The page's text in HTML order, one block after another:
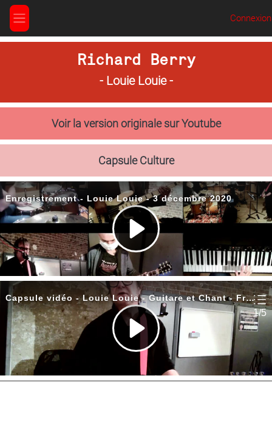
Passer au contenu principal
Panneau latéral
Connexion
Richard Berry
- Louie Louie -
Voir la version originale sur Youtube
Capsule Culture